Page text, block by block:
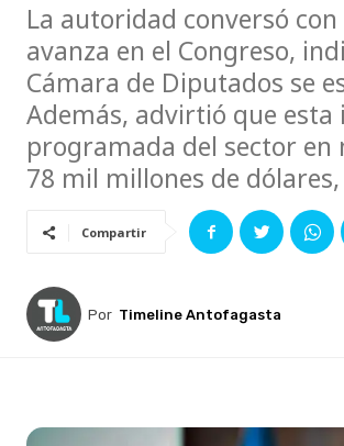
La autoridad conversó
avanza en el Congreso,
Cámara de Diputados se
Además, advirtió que
programada del sector en
78 mil millones de
Compartir
Por Timeline Antofagasta